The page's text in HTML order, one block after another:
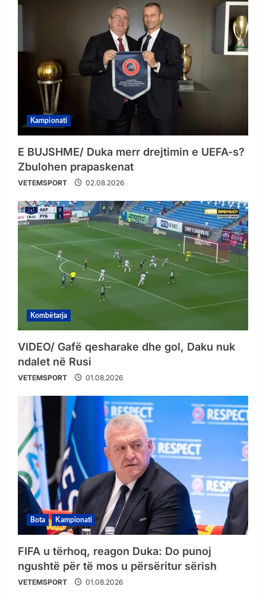
Kampionati
E BUJSHME/ Duka merr drejtimin e UEFA-s?
Zbulohen prapaskenat
VETEMSPORT 02.08.2026
Kombëtarja
VIDEO/ Gafë qesharake dhe gol, Daku nuk
ndalet në Rusi
VETEMSPORT 01.08.2026
Bota Kampionati
FIFA u tërhoq, reagon Duka: Do punoj
ngushtë për të mos u përsëritur sërish
VETEMSPORT 01.08.2026